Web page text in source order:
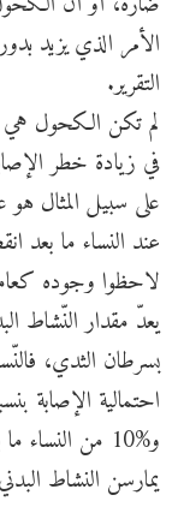
الأمر الذي يزيد
التقرير.
لم تكن الكحول هي
في زيادة خطر
على سبيل المثال هو
عند النساء ما بعد
لاحظوا وجوده
يعدّ مقدار النّشاط
بسرطان الثدي،
و%10 من
يمارسن النشاط